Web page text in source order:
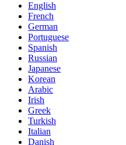
English
French
German
Portuguese
Spanish
Russian
Japanese
Korean
Arabic
Irish
Greek
Turkish
Italian
Danish